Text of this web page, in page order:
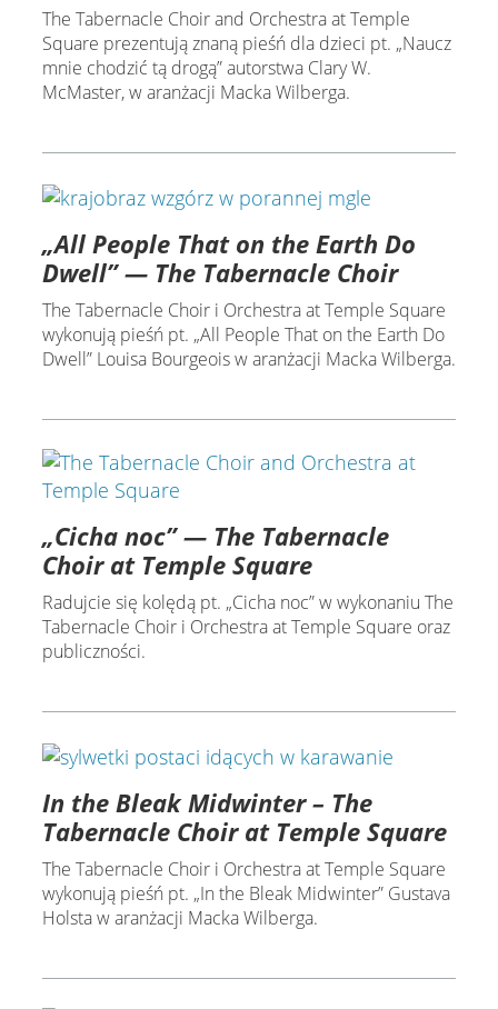
The Tabernacle Choir and Orchestra at Temple
Square prezentują znaną pieśń dla dzieci pt. „Naucz
mnie chodzić tą drogą” autorstwa Clary W.
McMaster, w aranżacji Macka Wilberga.
„All People That on the Earth Do
Dwell” — The Tabernacle Choir
The Tabernacle Choir i Orchestra at Temple Square
wykonują pieśń pt. „All People That on the Earth Do
Dwell” Louisa Bourgeois w aranżacji Macka Wilberga.
„Cicha noc” — The Tabernacle
Choir at Temple Square
Radujcie się kolędą pt. „Cicha noc” w wykonaniu The
Tabernacle Choir i Orchestra at Temple Square oraz
publiczności.
In the Bleak Midwinter – The
Tabernacle Choir at Temple Square
The Tabernacle Choir i Orchestra at Temple Square
wykonują pieśń pt. „In the Bleak Midwinter” Gustava
Holsta w aranżacji Macka Wilberga.